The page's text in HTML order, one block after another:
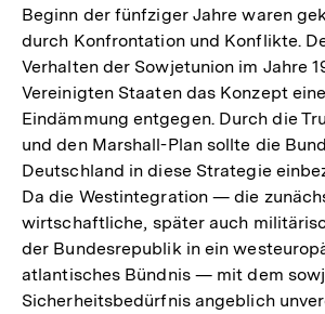
Beginn der fünfziger Jahre waren
durch Konfrontation und Konflikte.
Verhalten der Sowjetunion im Jahre
Vereinigten Staaten das Konzept
Eindämmung entgegen. Durch die
und den Marshall-Plan sollte die
Deutschland in diese Strategie
Da die Westintegration — die
wirtschaftliche, später auch
der Bundesrepublik in ein
atlantisches Bündnis — mit dem
Sicherheitsbedürfnis angeblich